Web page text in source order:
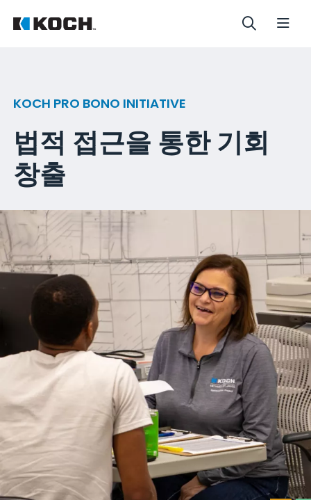
KOCH PRO BONO INITIATIVE
법적 접근을 통한 기회
창출